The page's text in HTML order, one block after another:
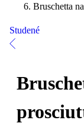
Bruschetta
Studené